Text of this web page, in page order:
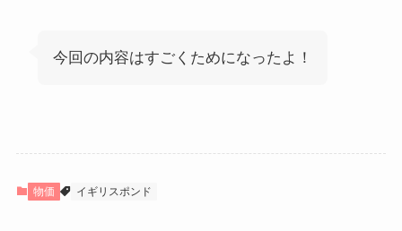
今回の内容はすごくためになったよ！
物価 イギリスポンド